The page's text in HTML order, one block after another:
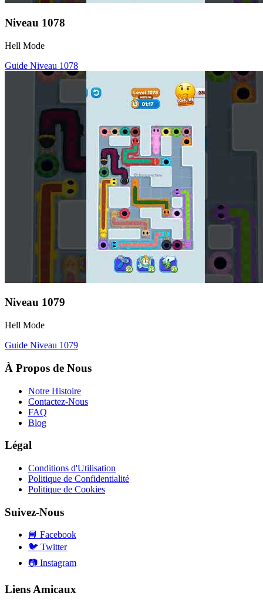
Niveau 1078
Hell Mode
Guide Niveau 1078
Niveau 1079
Hell Mode
Guide Niveau 1079
À Propos de Nous
Notre Histoire
Contactez-Nous
FAQ
Blog
Légal
Conditions d'Utilisation
Politique de Confidentialité
Politique de Cookies
Suivez-Nous
📘 Facebook
🐦 Twitter
📷 Instagram
Liens Amicaux